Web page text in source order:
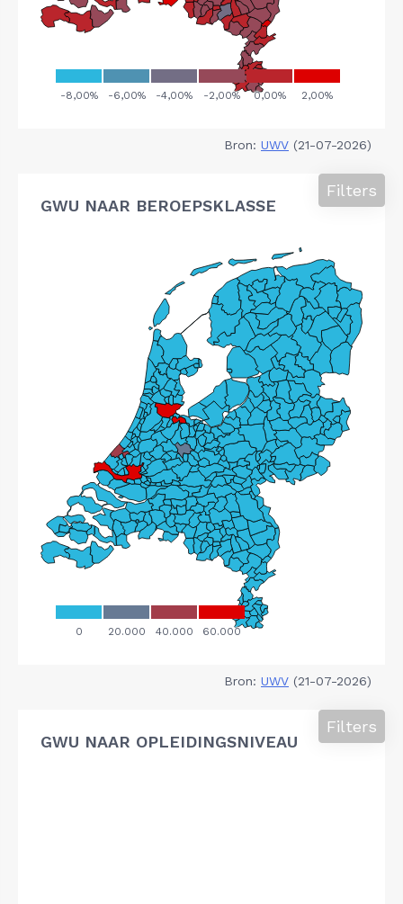
Bron: UWV (21-07-2026)
GWU NAAR BEROEPSKLASSE
Filters
Bron: UWV (21-07-2026)
GWU NAAR OPLEIDINGSNIVEAU
Filters